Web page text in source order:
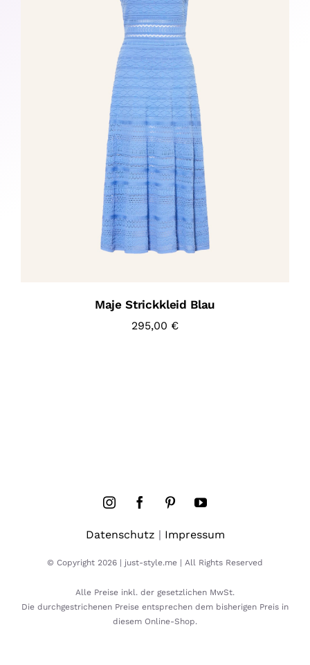
Maje Strickkleid Blau
295,00 €
Datenschutz | Impressum
© Copyright 2026 | just-style.me | All Rights Reserved
Alle Preise inkl. der gesetzlichen MwSt.
Die durchgestrichenen Preise entsprechen dem bisherigen Preis in
diesem Online-Shop.